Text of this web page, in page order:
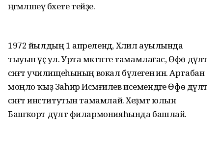
әңгәмәләшеү бәхете тейҙе.
1972 йылдың 1 апрелендә, Хәлил ауылында
тыуып үҫә ул. Урта мәктәпте тамамлағас, Өфө дәүләт
сәнғәт училищеһының вокал бүлегенә инә. Артабан
моңло ҡыҙ Заһир Исмәғилев исемендәге Өфө дәүләт
сәнғәт институтын тамамлай. Хеҙмәт юлын
Башҡорт дәүләт филармонияһында башлай.